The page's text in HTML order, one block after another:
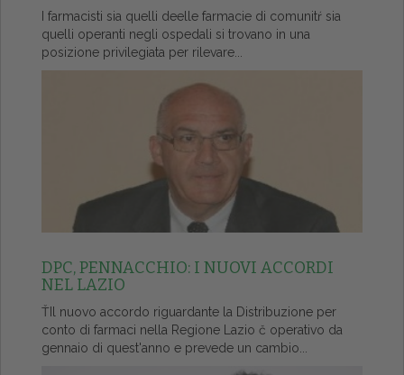
I farmacisti sia quelli deelle farmacie di comunitŕ sia
quelli operanti negli ospedali si trovano in una
posizione privilegiata per rilevare...
DPC, PENNACCHIO: I NUOVI ACCORDI
NEL LAZIO
ŤIl nuovo accordo riguardante la Distribuzione per
conto di farmaci nella Regione Lazio č operativo da
gennaio di quest'anno e prevede un cambio...